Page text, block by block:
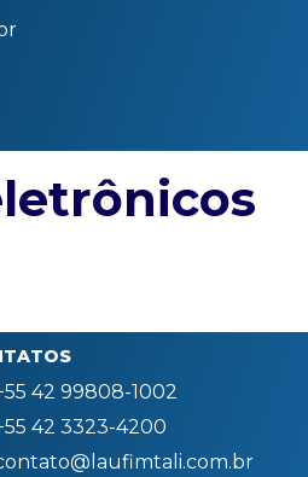
42 99808-1002
42 3323-4200